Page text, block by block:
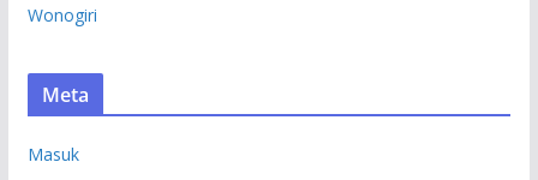
Wonogiri
Meta
Masuk